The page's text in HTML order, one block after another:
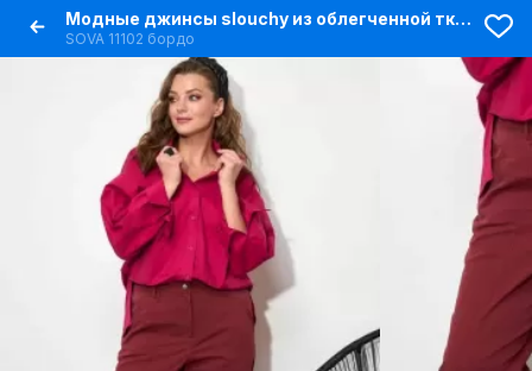
Модные джинсы slouchy из облегченной ткани с прорезными карманами
SOVA 11102 бордо